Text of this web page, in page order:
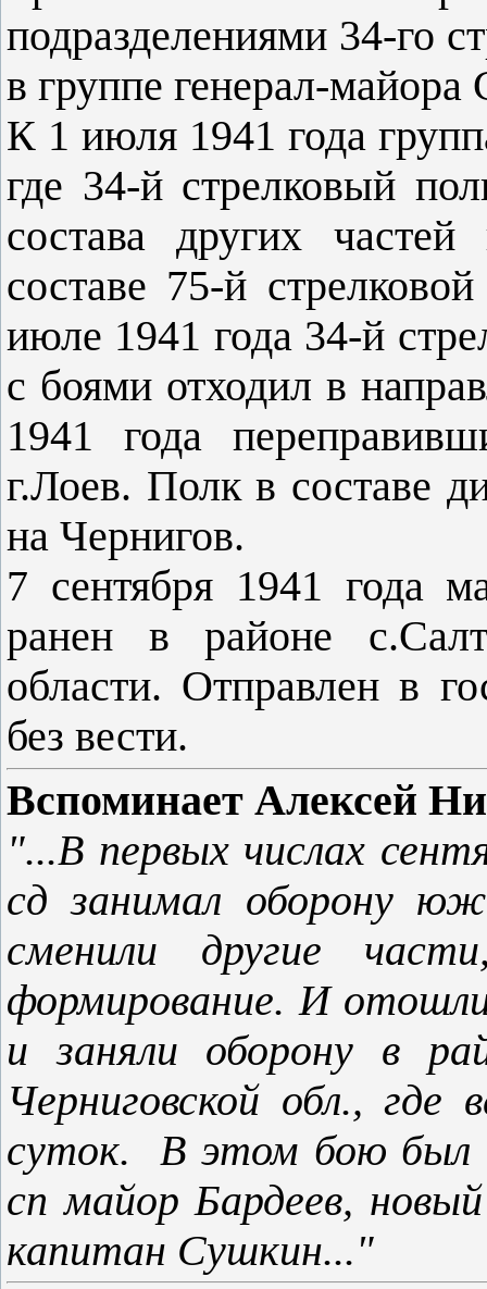
подразделениями 34-го
в группе генерал-
К 1 июля 1941 года
где 34-й стрелковый
состава других
составе 75-й
июле 1941 года 34-й
с боями отходил в
1941 года
г.Лоев. Полк в составе
на Чернигов.
7 сентября 1941 года
ранен в районе
области. Отправлен в
без вести.
Вспоминает Алексей
"...В первых числах
сд за­нимал оборону
сменили другие
формирование. И
и заняли оборону в
Черниговской обл., где
суток. В этом бою был
сп майор Бардеев,
капитан Сушкин..."